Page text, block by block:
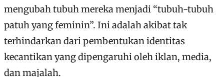
mengubah tubuh mereka menjadi “tubuh-tubuh
patuh yang feminin”. Ini adalah akibat tak
terhindarkan dari pembentukan identitas
kecantikan yang dipengaruhi oleh iklan, media,
dan majalah.